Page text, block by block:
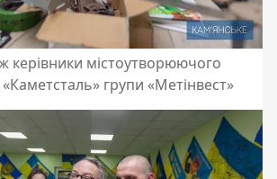
керівники містоутворюючого
групи «Метінвест»